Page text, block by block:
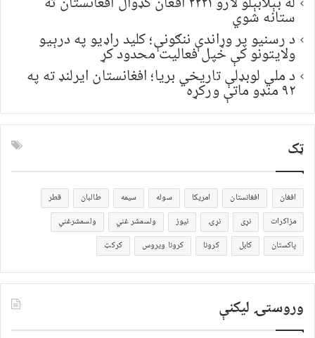
ستانه شوي
د رسنیو پر وړاندې ننګونې؛ کلید راډیو په درېیو
ولایتونو کې خپل فعالیت محدود کړ
د ملي لوبډلې تاریخي بریا؛ افغانستان ایرلنډ ته په
۹۲ منډو ماتې ورکړه
ټک
افغان افغانستان امریکا سوله سیمه طالبان
قطر
مزاکرات
نړی نړۍ نیوز ولسمشر غني
ولسمشرغني
پاکستان
کابل کرونا کرونا ویروس کرکټ
وروستۍ ليکنې